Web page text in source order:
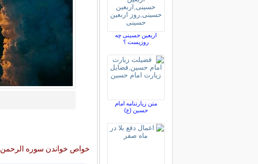
خواص خواندن سوره الرحمن
اربعین حسینی چه
روزیست ؟
متن زیارتنامه امام
حسین (ع)